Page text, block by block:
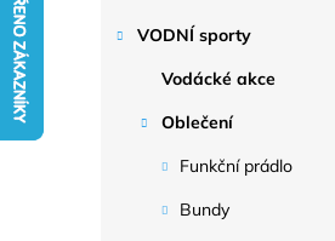
VODNÍ sporty
Vodácké akce
Oblečení
Funkční prádlo
Bundy